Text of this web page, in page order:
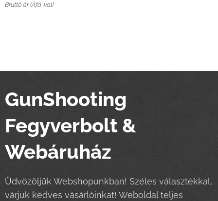
Bruttó ár (Áfá-val)
GunShooting
Fegyverbolt &
Webáruház
Üdvözöljük Webshopunkban! Széles választékkal,
várjuk kedves vásárlóinkat! Weboldal teljes